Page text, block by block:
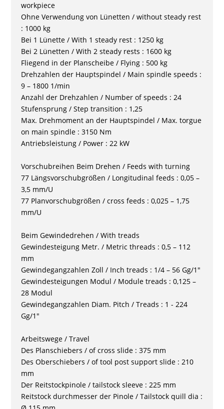
workpiece
Ohne Verwendung von Lünetten / without steady rest
: 1000 kg
Bei 1 Lünette / With 1 steady rest : 1250 kg
Bei 2 Lünetten / With 2 steady rests : 1600 kg
Fliegend in der Planscheibe / Flying : 500 kg
Drehzahlen der Hauptspindel / Main spindle speeds :
9 – 1800 1/min
Anzahl der Drehzahlen / Number of speeds : 24
Stufensprung / Step transition : 1,25
Max. Drehmoment an der Hauptspindel / Max. torgue
on main spindle : 3150 Nm
Antriebsleistung / Power : 22 kW
Vorschubreihen Beim Drehen / Feeds with turning
77 Längsvorschubgrößen / Longitudinal feeds : 0,05 –
3,5 mm/U
77 Planvorschubgrößen / cross feeds : 0,025 – 1,75
mm/U
Beim Gewindedrehen / With treads
Gewindesteigung Metr. / Metric threads : 0,5 – 112
mm
Gewindegangzahlen Zoll / Inch treads : 1/4 – 56 Gg/1"
Gewindesteigungen Modul / Module treads : 0,125 –
28 Modul
Gewindegangzahlen Diam. Pitch / Treads : 1 - 224
Gg/1"
Arbeitswege / Travel
Des Planschiebers / of cross slide : 375 mm
Des Oberschiebers / of tool post support slide : 210
mm
Der Reitstockpinole / tailstock sleeve : 225 mm
Reitstock durchmesser der Pinole / Tailstock quill dia :